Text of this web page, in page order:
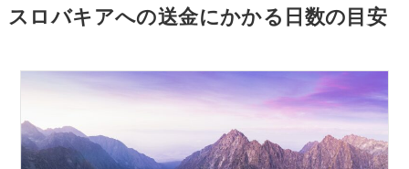
スロバキアへの送金にかかる日数の目安